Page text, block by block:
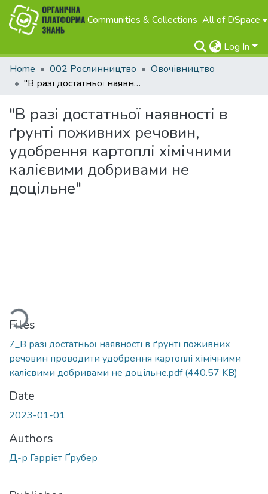
Communities & Collections All of DSpace
Log In
Home
002 Рослинництво
Овочівництво
"В разі достатньої наявності в ґрунті поживних речовин, удобрення картоплі хімічними калієвими добривами не доцільне"
"В разі достатньої наявності в
ґрунті поживних речовин,
удобрення картоплі хімічними
калієвими добривами не
доцільне"
Files
7_В разі достатньої наявності в ґрунті поживних
речовин проводити удобрення картоплі хімічними
калієвими добривами не доцільне.pdf(440.57 KB)
Date
2023-01-01
Authors
Д-р Гаррієт Ґрубер